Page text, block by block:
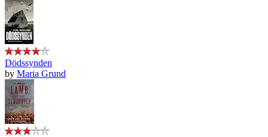
Dödssynden
by Maria Grund